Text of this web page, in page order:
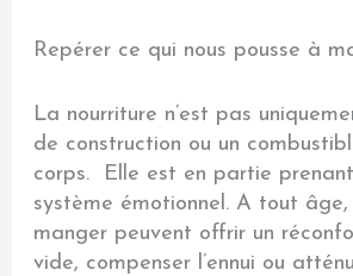
Repérer ce qui nous pousse à
La nourriture n’est pas
de construction ou un
corps. Elle est en partie
système émotionnel. A tout
manger peuvent offrir un
vide, compenser l’ennui ou